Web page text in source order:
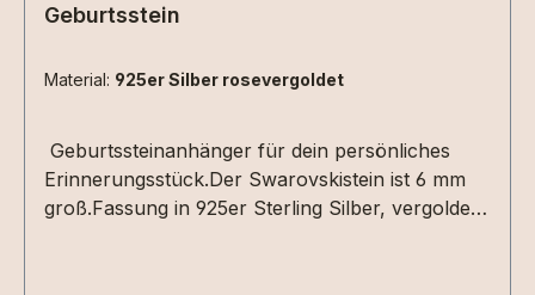
Geburtsstein
Material: 925er Silber rosevergoldet
Geburtssteinanhänger für dein persönliches
Erinnerungsstück.Der Swarovskistein ist 6 mm
groß.Fassung in 925er Sterling Silber, vergoldet